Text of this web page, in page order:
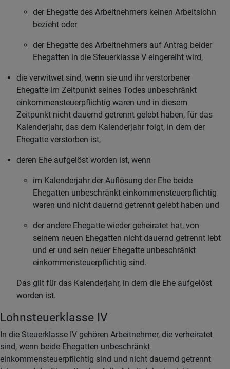
der Ehegatte des Arbeitnehmers keinen Arbeitslohn
bezieht oder
der Ehegatte des Arbeitnehmers auf Antrag beider
Ehegatten in die Steuerklasse V eingereiht wird,
die verwitwet sind, wenn sie und ihr verstorbener
Ehegatte im Zeitpunkt seines Todes unbeschränkt
einkommensteuerpflichtig waren und in diesem
Zeitpunkt nicht dauernd getrennt gelebt haben, für das
Kalenderjahr, das dem Kalenderjahr folgt, in dem der
Ehegatte verstorben ist,
deren Ehe aufgelöst worden ist, wenn
im Kalenderjahr der Auflösung der Ehe beide
Ehegatten unbeschränkt einkommensteuerpflichtig
waren und nicht dauernd getrennt gelebt haben und
der andere Ehegatte wieder geheiratet hat, von
seinem neuen Ehegatten nicht dauernd getrennt lebt
und er und sein neuer Ehegatte unbeschränkt
einkommensteuerpflichtig sind.
Das gilt für das Kalenderjahr, in dem die Ehe aufgelöst
worden ist.
Lohnsteuerklasse IV
In die Steuerklasse IV gehören Arbeitnehmer, die verheiratet
sind, wenn beide Ehegatten unbeschränkt
einkommensteuerpflichtig sind und nicht dauernd getrennt